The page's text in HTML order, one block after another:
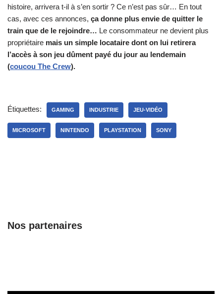
histoire, arrivera t-il à s’en sortir ? Ce n’est pas sûr… En tout
cas, avec ces annonces, ça donne plus envie de quitter le
train que de le rejoindre… Le consommateur ne devient plus
propriétaire mais un simple locataire dont on lui retirera
l’accès à son jeu dûment payé du jour au lendemain
(coucou The Crew).
Étiquettes: GAMING INDUSTRIE JEU-VIDÉO
MICROSOFT NINTENDO PLAYSTATION SONY
Nos partenaires